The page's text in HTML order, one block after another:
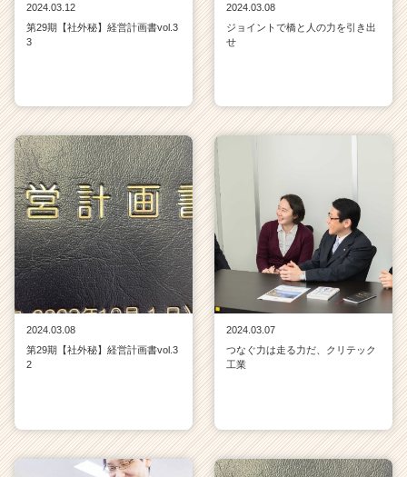
2024.03.12
第29期【社外秘】経営計画書vol.3
3
2024.03.08
ジョイントで橋と人の力を引き出
せ
2024.03.08
第29期【社外秘】経営計画書vol.3
2
2024.03.07
つなぐ力は走る力だ、クリテック
工業